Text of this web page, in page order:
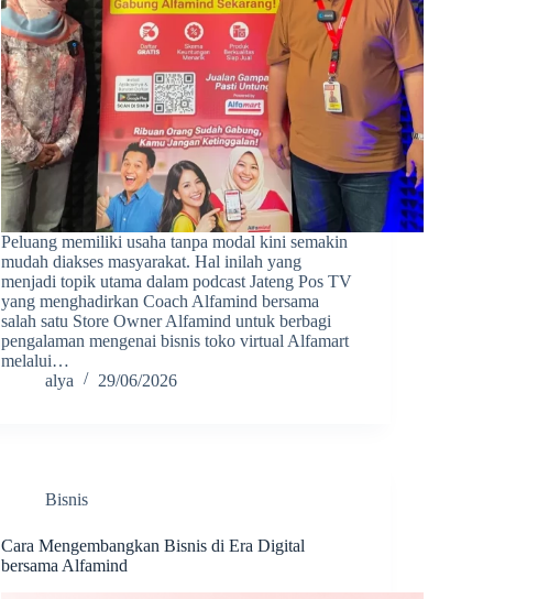
Peluang memiliki usaha tanpa modal kini semakin
mudah diakses masyarakat. Hal inilah yang
menjadi topik utama dalam podcast Jateng Pos TV
yang menghadirkan Coach Alfamind bersama
salah satu Store Owner Alfamind untuk berbagi
pengalaman mengenai bisnis toko virtual Alfamart
melalui…
alya
29/06/2026
Bisnis
Cara Mengembangkan Bisnis di Era Digital
bersama Alfamind